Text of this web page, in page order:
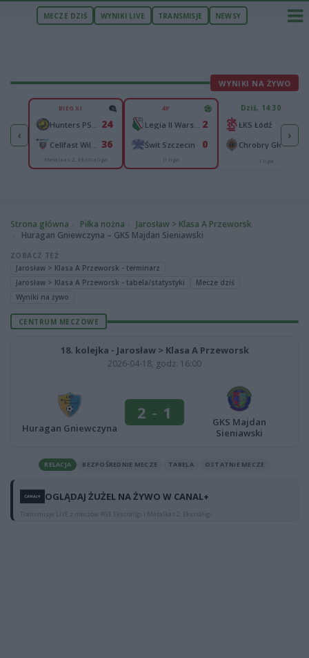
MECZE DZIŚ WYNIKI LIVE TRANSMISJE NEWSY
WYNIKI NA ŻYWO
‹
2
4
BIEG XI
24
36
Metalkas 2. Ekstraliga
49'
2
Świt Szczecin 0
II liga
Dziś, 14:30
ŁKS Łódź
Chrobry Głogów
I liga
›
Strona główna Piłka nożna
Jarosław > Klasa A Przeworsk
Huragan Gniewczyna – GKS Majdan Sieniawski
ZOBACZ TEŻ
Jarosław > Klasa A Przeworsk - terminarz
Jarosław > Klasa A Przeworsk - tabela/statystyki
Mecze dziś
Wyniki na żywo
CENTRUM MECZOWE
18. kolejka - Jarosław > Klasa A Przeworsk
2026-04-18, godz. 16:00
Huragan Gniewczyna
2 - 1
GKS Majdan
Sieniawski
RELACJA BEZPOŚREDNIE MECZE TABELA OSTATNIE MECZE
OGLĄDAJ ŻUŻEL NA ŻYWO W CANAL+
Transmisje LIVE z meczów PGE Ekstraligi i Metalkas 2. Ekstraligi